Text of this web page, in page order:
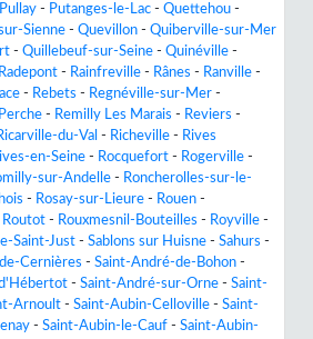
Pullay - Putanges-le-Lac - Quettehou -
Sienne - Quevillon - Quiberville-sur-Mer
- Quillebeuf-sur-Seine - Quinéville -
Radepont - Rainfreville - Rânes - Ranville -
- Rebets - Regnéville-sur-Mer -
- Remilly Les Marais - Reviers -
du-Val - Richeville - Rives
en-Seine - Rocquefort - Rogerville -
sur-Andelle - Roncherolles-sur-le-
- Rosay-sur-Lieure - Rouen -
Routot - Rouxmesnil-Bouteilles - Royville -
Saint-Just - Sablons sur Huisne - Sahurs -
Cernières - Saint-André-de-Bohon -
- Saint-André-sur-Orne - Saint-
Arnoult - Saint-Aubin-Celloville - Saint-
- Saint-Aubin-le-Cauf - Saint-Aubin-